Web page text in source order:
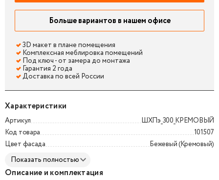
Больше вариантов в нашем офисе
3D макет в плане помещения
Комплексная меблировка помещений
Под ключ - от замера до монтажа
Гарантия 2 года
Доставка по всей России
Характеристики
Артикул
ШХПэ_300_КРЕМОВЫЙ
Код товара
101507
Цвет фасада
Бежевый (Кремовый)
Показать полностью
Описание и комплектация